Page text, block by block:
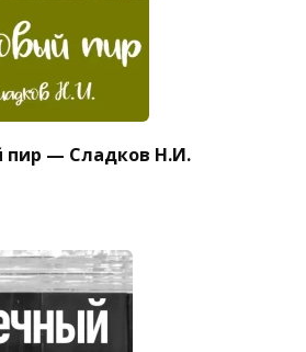
пир — Сладков Н.И.